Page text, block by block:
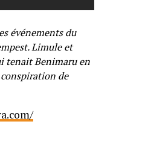
événements du
Limule et
tenait Benimaru en
de